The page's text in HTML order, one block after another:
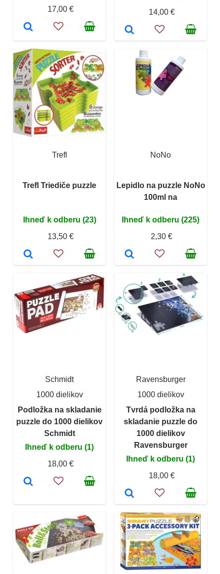
17,00 €
14,00 €
Trefl
Trefl Triediče puzzle
Ihneď k odberu (23)
13,50 €
NoNo
Lepidlo na puzzle NoNo
100ml na
Ihneď k odberu (225)
2,30 €
Schmidt
1000 dielikov
Podložka na skladanie
puzzle do 1000 dielikov
Schmidt
Ihneď k odberu (1)
18,00 €
Ravensburger
1000 dielikov
Tvrdá podložka na
skladanie puzzle do
1000 dielikov
Ravensburger
Ihneď k odberu (1)
18,00 €